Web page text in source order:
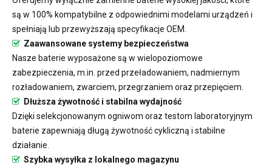
są w 100% kompatybilne z odpowiednimi modelami urządzeń i
spełniają lub przewyższają specyfikacje OEM.
Zaawansowane systemy bezpieczeństwa
Nasze baterie wyposażone są w wielopoziomowe
zabezpieczenia, m.in. przed przeładowaniem, nadmiernym
rozładowaniem, zwarciem, przegrzaniem oraz przepięciem.
Dłuższa żywotność i stabilna wydajność
Dzięki selekcjonowanym ogniwom oraz testom laboratoryjnym
baterie zapewniają długą żywotność cykliczną i stabilne
działanie.
Szybka wysyłka z lokalnego magazynu